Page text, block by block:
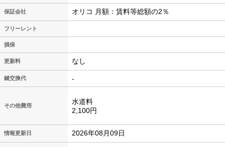
保証会社 オリコ 月額：賃料等総額の2％
フリーレント
損保
更新料 なし
鍵交換代 -
その他費用
水道料
2,100円
情報更新日 2026年08月09日